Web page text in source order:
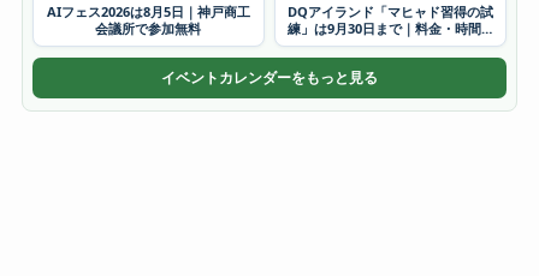
AIフェス2026は8月5日｜神戸商工
会議所で参加無料
DQアイランド「マヒャド習得の試
練」は9月30日まで｜料金・時間・
かき氷
イベントカレンダーをもっと見る